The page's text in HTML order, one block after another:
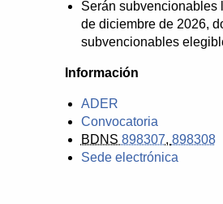
Serán subvencionables
de diciembre de 2026,
subvencionables
Información
ADER
Convocatoria
BDNS 898307, 898308
Sede electrónica